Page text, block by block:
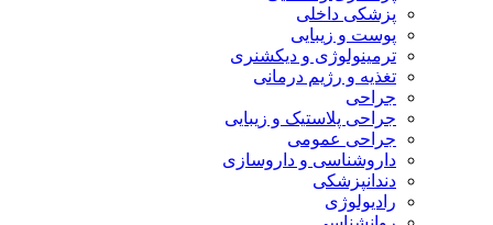
پزشکی داخلی
پوست و زیبایی
ترمینولوژی و دیکشنری
تغذیه و رژیم درمانی
جراحی
جراحی پلاستیک و زیبایی
جراحی عمومی
داروشناسی و داروسازی
دندانپزشکی
رادیولوژی